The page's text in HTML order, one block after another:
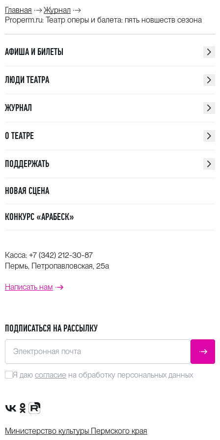
Главная
Журнал
Properm.ru: Театр оперы и балета: пять новшеств сезона
АФИША И БИЛЕТЫ
ЛЮДИ ТЕАТРА
ЖУРНАЛ
О ТЕАТРЕ
ПОДДЕРЖАТЬ
НОВАЯ СЦЕНА
КОНКУРС «АРАБЕСК»
Касса: +7 (342) 212-30-87
Пермь, Петропавловская, 25а
Написать нам
ПОДПИСАТЬСЯ НА РАССЫЛКУ
Электронная почта
Я даю согласие на обработку персональных данных
Сообщество VK
Группа в одноклассниках
Канал Rutube
Министерство культуры Пермского края